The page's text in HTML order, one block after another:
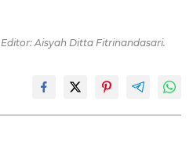
Editor: Aisyah Ditta Fitrinandasari.